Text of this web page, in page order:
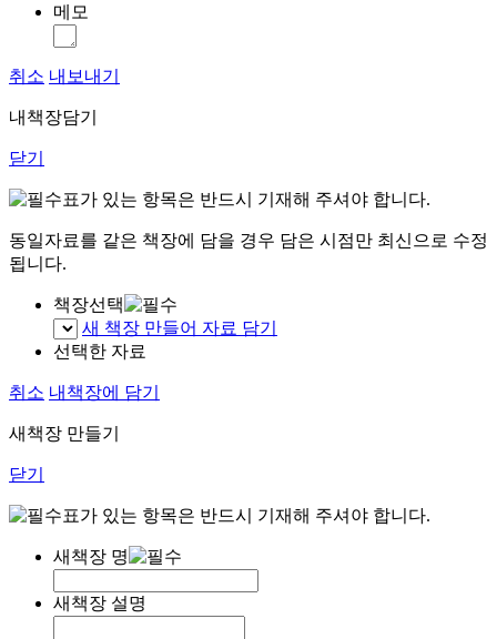
메모
취소 내보내기
내책장담기
닫기
표가 있는 항목은 반드시 기재해 주셔야 합니다.
동일자료를 같은 책장에 담을 경우 담은 시점만 최신으로 수정
됩니다.
책장선택
새 책장 만들어 자료 담기
선택한 자료
취소 내책장에 담기
새책장 만들기
닫기
표가 있는 항목은 반드시 기재해 주셔야 합니다.
새책장 명
새책장 설명